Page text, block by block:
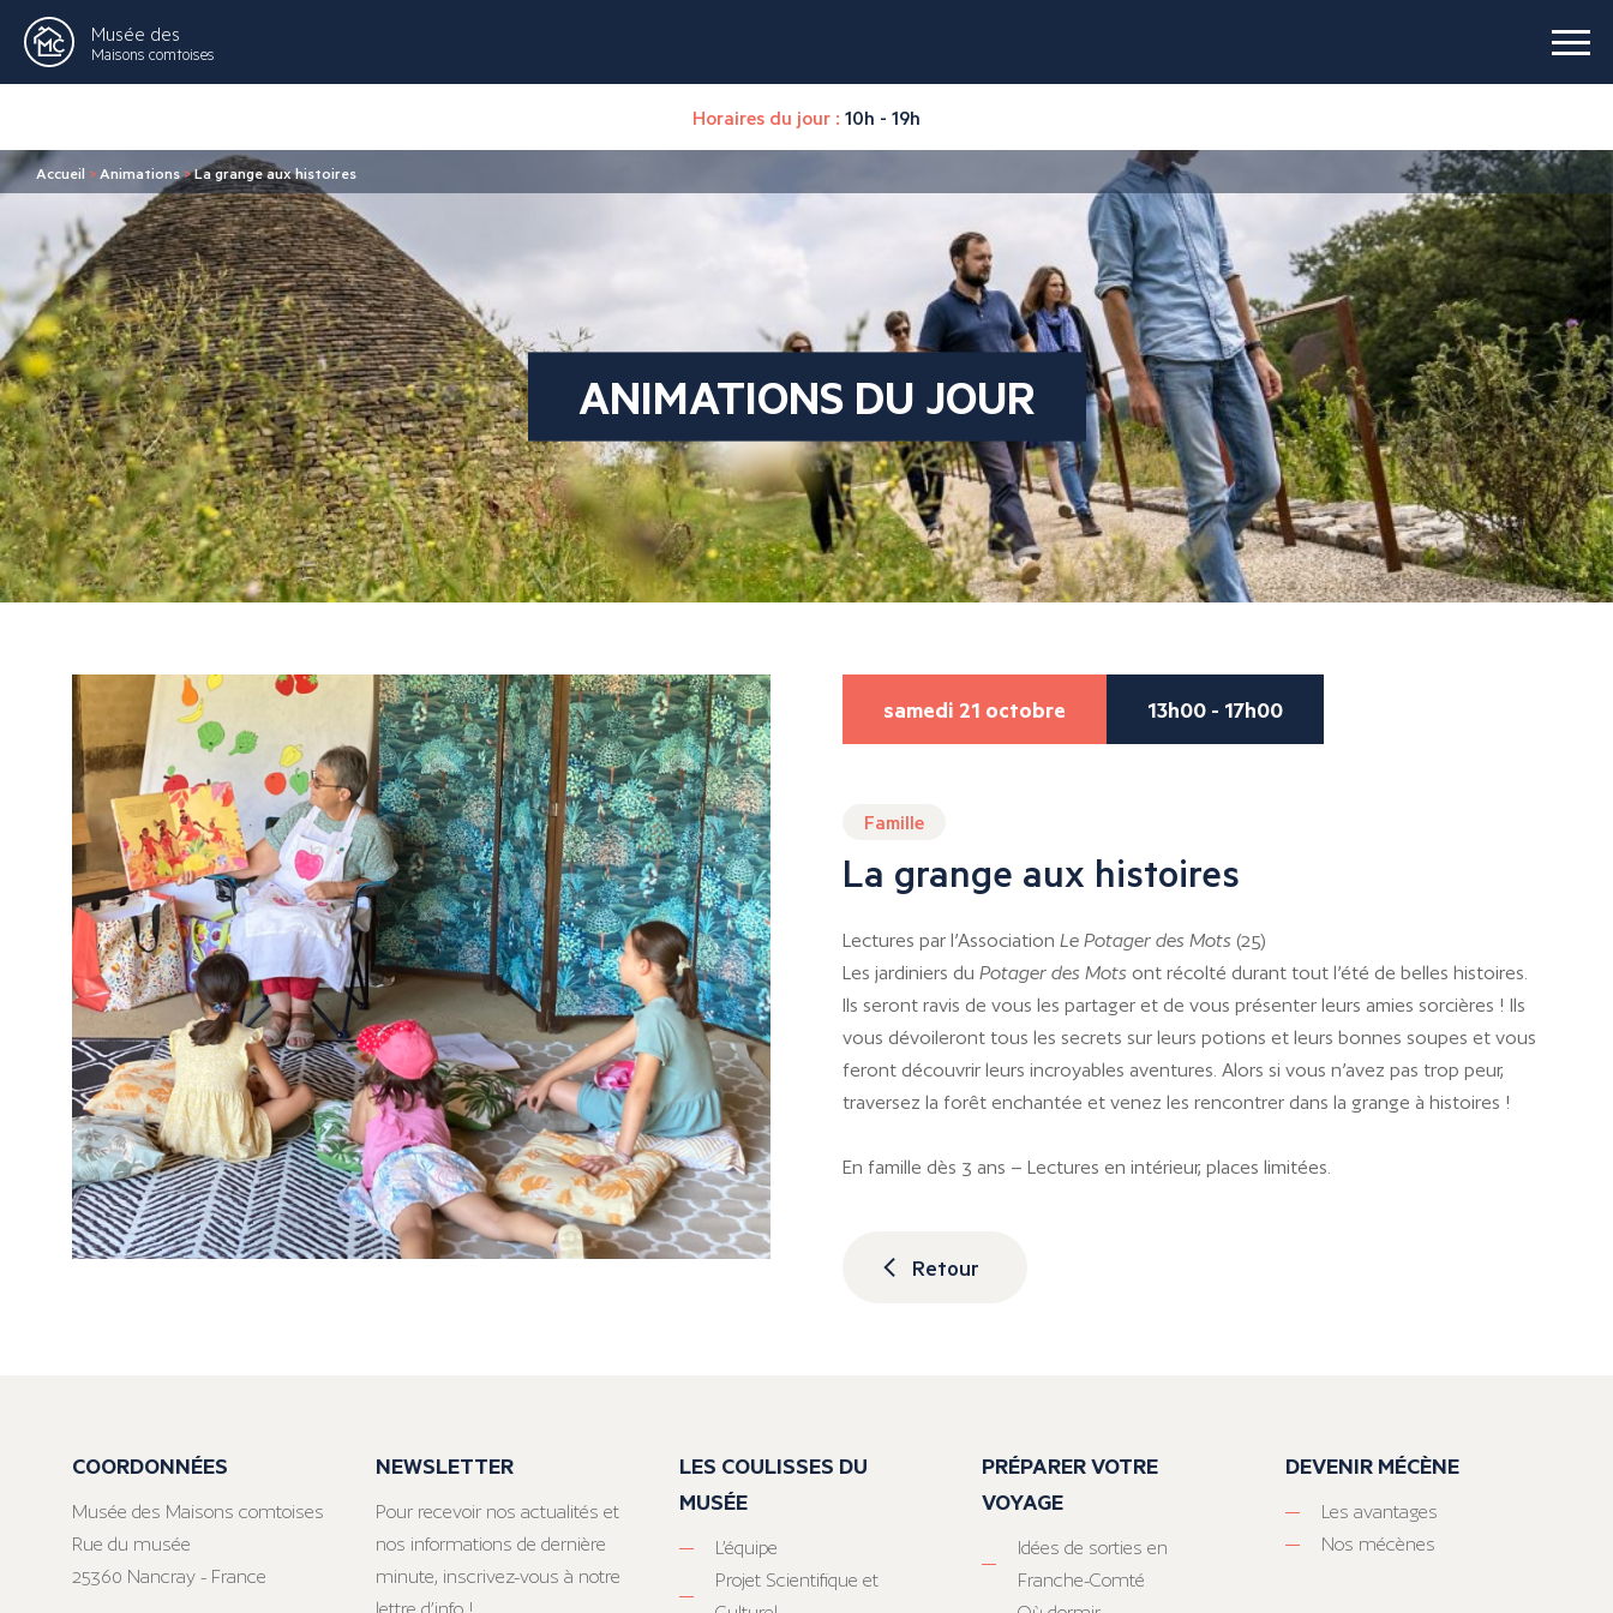
Musée des
Maisons comtoises
Horaires du jour : 10h - 19h
Accueil > Animations>La grange aux histoires
ANIMATIONS DU JOUR
samedi 21 octobre 13h00 - 17h00
Famille
La grange aux histoires
Lectures par l’Association Le Potager des Mots (25)
Les jardiniers du Potager des Mots ont récolté durant tout l’été de belles histoires.
Ils seront ravis de vous les partager et de vous présenter leurs amies sorcières ! Ils
vous dévoileront tous les secrets sur leurs potions et leurs bonnes soupes et vous
feront découvrir leurs incroyables aventures. Alors si vous n’avez pas trop peur,
traversez la forêt enchantée et venez les rencontrer dans la grange à histoires !
En famille dès 3 ans – Lectures en intérieur, places limitées.
Retour
COORDONNÉES
Musée des Maisons comtoises
Rue du musée
25360 Nancray - France
NEWSLETTER
Pour recevoir nos actualités et
nos informations de dernière
minute, inscrivez-vous à notre
LES COULISSES DU
MUSÉE
L’équipe
Projet Scientifique et
PRÉPARER VOTRE
VOYAGE
Idées de sorties en
Franche-Comté
DEVENIR MÉCÈNE
Les avantages
Nos mécènes